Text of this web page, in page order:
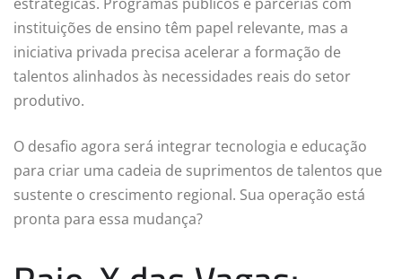
instituições de ensino têm papel relevante, mas a
iniciativa privada precisa acelerar a formação de
talentos alinhados às necessidades reais do setor
produtivo.
O desafio agora será integrar tecnologia e educação
para criar uma cadeia de suprimentos de talentos que
sustente o crescimento regional. Sua operação está
pronta para essa mudança?